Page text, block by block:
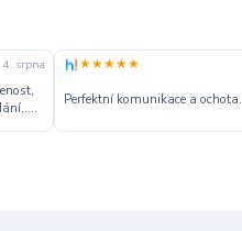
4. srpna ★★★★★
Perfektní komunikace a ochota.